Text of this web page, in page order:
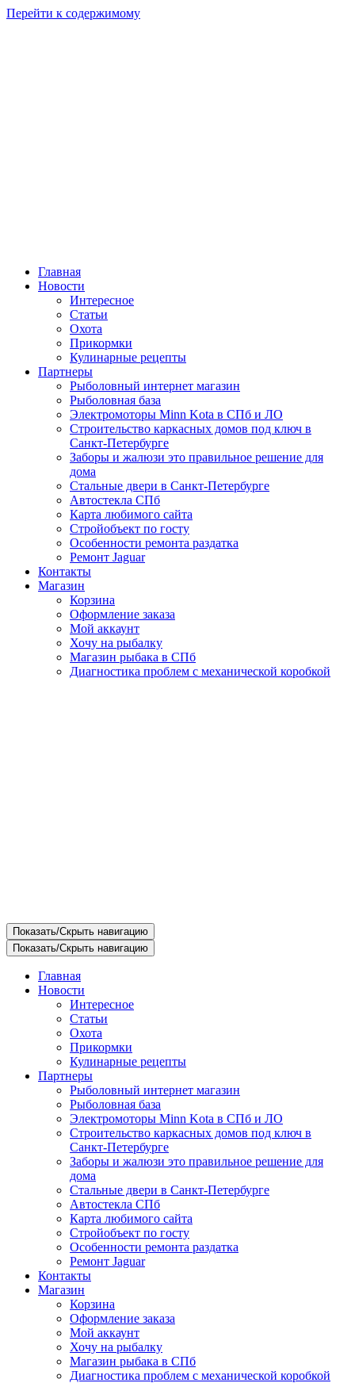
Перейти к содержимому
Главная
Новости
Интересное
Статьи
Охота
Прикормки
Кулинарные рецепты
Партнеры
Рыболовный интернет магазин
Рыболовная база
Электромоторы Minn Kota в СПб и ЛО
Строительство каркасных домов под ключ в
Санкт-Петербурге
Заборы и жалюзи это правильное решение для
дома
Стальные двери в Санкт-Петербурге
Автостекла СПб
Карта любимого сайта
Стройобъект по госту
Особенности ремонта раздатка
Ремонт Jaguar
Контакты
Магазин
Корзина
Оформление заказа
Мой аккаунт
Хочу на рыбалку
Магазин рыбака в СПб
Диагностика проблем с механической коробкой
Показать/Скрыть навигацию
Показать/Скрыть навигацию
Главная
Новости
Интересное
Статьи
Охота
Прикормки
Кулинарные рецепты
Партнеры
Рыболовный интернет магазин
Рыболовная база
Электромоторы Minn Kota в СПб и ЛО
Строительство каркасных домов под ключ в
Санкт-Петербурге
Заборы и жалюзи это правильное решение для
дома
Стальные двери в Санкт-Петербурге
Автостекла СПб
Карта любимого сайта
Стройобъект по госту
Особенности ремонта раздатка
Ремонт Jaguar
Контакты
Магазин
Корзина
Оформление заказа
Мой аккаунт
Хочу на рыбалку
Магазин рыбака в СПб
Диагностика проблем с механической коробкой